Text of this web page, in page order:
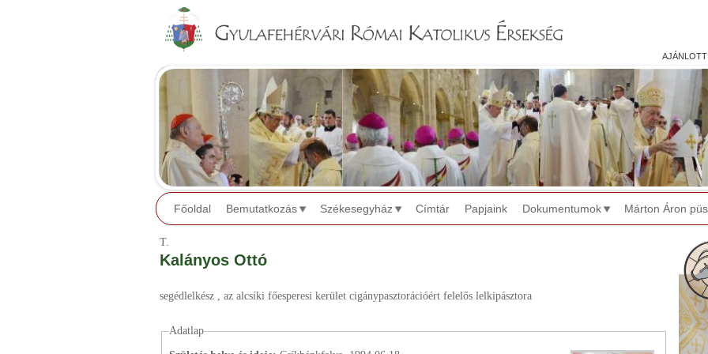
ajánlott
Főoldal Bemutatkozás Székesegyház Címtár Papjaink Dokumentumok Márton Áron
T.
Kalányos Ottó
segédlelkész , az alcsíki főesperesi kerület cigánypasztorációért felelős lelkipásztora
Adatlap